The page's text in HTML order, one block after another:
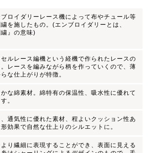
ブロイダリーレース機によって布やチュール等
を施したもの。(エンブロイダリーとは、
繍』の意味)
セルレース編機という経機で作られたレースの
。レースを編みながら柄を作っていくので、薄
らな仕上がりが特徴。
な綿素材。綿特有の保温性、吸水性に優れて
。
通気性に優れた素材、程よいクッション性あ
形効果で自然な仕上りのシルエットに。
り繊細に表現することができ、表面に見える